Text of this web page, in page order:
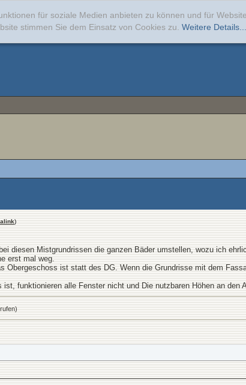
für soziale Medien anbieten zu können und für
stimmen Sie dem Einsatz von Cookies zu. Weitere Details...
)
diesen Mistgrundrissen die ganzen Bäder umstellen, wozu ich
erst mal weg.
Obergeschoss ist statt des DG. Wenn die Grundrisse mit dem
funktionieren alle Fenster nicht und Die nutzbaren Höhen an